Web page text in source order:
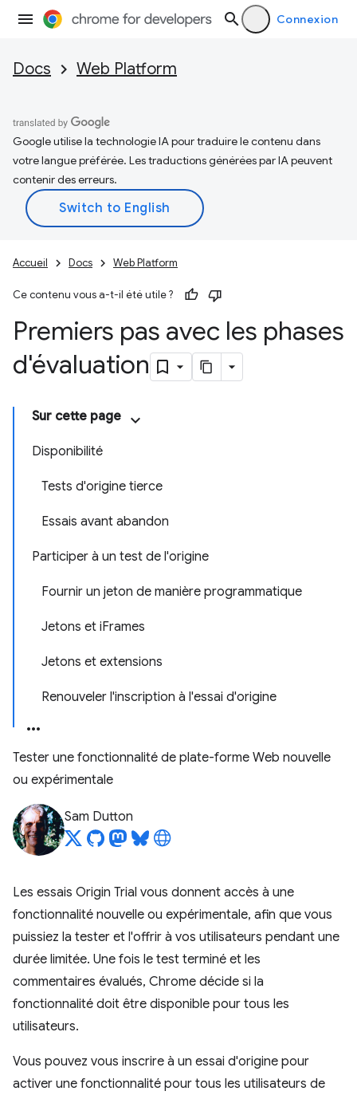
Connexion
Docs Web Platform
Google utilise la technologie IA pour traduire le contenu dans
votre langue préférée. Les traductions générées par IA peuvent
contenir des erreurs.
Accueil Docs Web Platform
Ce contenu vous a-t-il été utile ?
Premiers pas avec les phases
d'évaluation
Sur cette page
Disponibilité
Tests d'origine tierce
Essais avant abandon
Participer à un test de l'origine
Fournir un jeton de manière programmatique
Jetons et iFrames
Jetons et extensions
Renouveler l'inscription à l'essai d'origine
Tester une fonctionnalité de plate-forme Web nouvelle
ou expérimentale
Sam Dutton
Les essais Origin Trial vous donnent accès à une
fonctionnalité nouvelle ou expérimentale, afin que vous
puissiez la tester et l'offrir à vos utilisateurs pendant une
durée limitée. Une fois le test terminé et les
commentaires évalués, Chrome décide si la
fonctionnalité doit être disponible pour tous les
utilisateurs.
Vous pouvez vous inscrire à un essai d'origine pour
activer une fonctionnalité pour tous les utilisateurs de